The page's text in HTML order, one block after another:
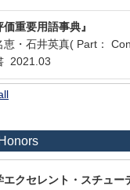
価重要用語事典』
恵・石井英真( Part：
2021.03
エクセレント・スチュー